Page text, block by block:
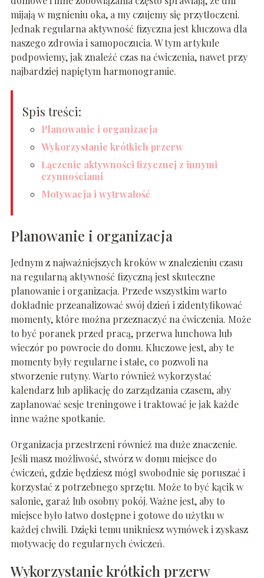
mijają w mgnieniu oka, a my czujemy się przytłoczeni.
Jednak regularna aktywność fizyczna jest kluczowa dla
naszego zdrowia i samopoczucia. W tym artykule
podpowiemy, jak znaleźć czas na ćwiczenia, nawet przy
najbardziej napiętym harmonogramie.
Spis treści:
Planowanie i organizacja
Wykorzystanie krótkich przerw
Łączenie aktywności fizycznej z innymi
czynnościami
Motywacja i wytrwałość
Planowanie i organizacja
Jednym z najważniejszych kroków w znalezieniu czasu
na regularną aktywność fizyczną jest skuteczne
planowanie i organizacja. Przede wszystkim warto
dokładnie przeanalizować swój dzień i zidentyfikować
momenty, które można przeznaczyć na ćwiczenia. Może
to być poranek przed pracą, przerwa lunchowa lub
wieczór po powrocie do domu. Kluczowe jest, aby te
momenty były regularne i stałe, co pozwoli na
stworzenie rutyny. Warto również wykorzystać
kalendarz lub aplikację do zarządzania czasem, aby
zaplanować sesje treningowe i traktować je jak każde
inne ważne spotkanie.
Organizacja przestrzeni również ma duże znaczenie.
Jeśli masz możliwość, stwórz w domu miejsce do
ćwiczeń, gdzie będziesz mógł swobodnie się poruszać i
korzystać z potrzebnego sprzętu. Może to być kącik w
salonie, garaż lub osobny pokój. Ważne jest, aby to
miejsce było łatwo dostępne i gotowe do użytku w
każdej chwili. Dzięki temu unikniesz wymówek i zyskasz
motywację do regularnych ćwiczeń.
Wykorzystanie krótkich przerw